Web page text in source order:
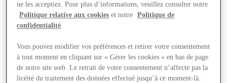
Offres
ne les acceptiez. Pour plus d’informations, veuillez consulter notre
Politique relative aux cookies et notre
Politique de
confidentialité.
Vous pouvez modifier vos préférences et retirer votre consentement
à tout moment en cliquant sur « Gérer les cookies » en bas de page
de notre site web. Le retrait de votre consentement n’affecte pas la
licéité du traitement des données effectué jusqu’à ce moment-là.